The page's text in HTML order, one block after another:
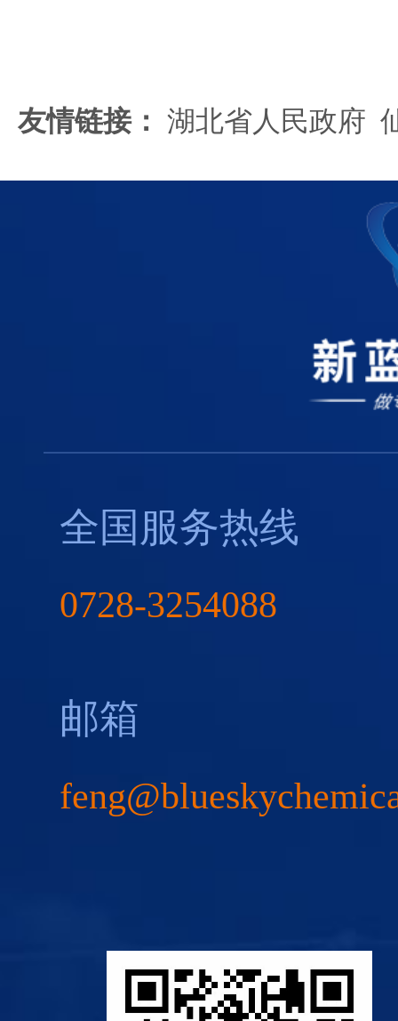
友情链接： 湖北省人民政府
全国服务热线
0728-3254088
邮箱